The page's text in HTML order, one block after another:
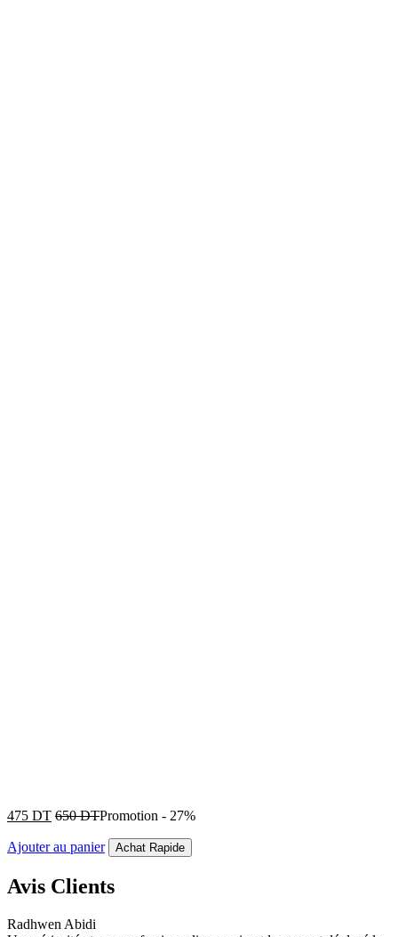
475 DT 650DTPromotion - 27%
Ajouter au panier Achat Rapide
Avis Clients
Radhwen Abidi